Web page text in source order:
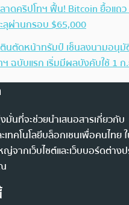
าดคริปโทฯ ฟื้น! Bitcoin ยื้อแถ
ลุผ่านกรอบ $65,000
นตัดหน้าทรัมป์ เซ็นลงนามอนุ
ฯ ฉบับแรก เริ่มมีผลบังคับใช้ 1
มั่นที่จะช่วยนำเสนอสารเกี่ยวกับ
ทคโนโลยีบล็อกเชนเพื่อคนไทย
จากเว็บไซต์และเว็บบอร์ดต่างป